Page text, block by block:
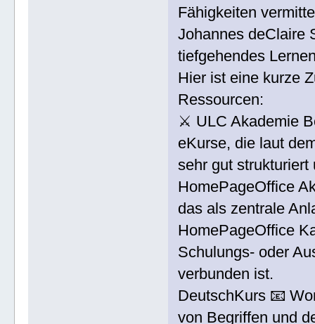
Fähigkeiten
Johannes deClaire
tiefgehendes
Hier ist eine kurze
Ressourcen:
⚔ ULC Akademie
eKurse, die laut
sehr gut
HomePageOffice
das als zentrale
HomePageOffice
Schulungs- oder
verbunden ist.
DeutschKurs 📧
von Begriffen und